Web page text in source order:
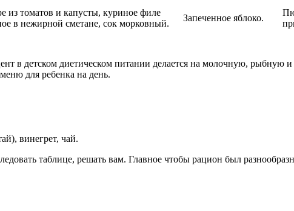
из томатов и капусты, куриное филе
в нежирной сметане, сок морковный.
Запеченное яблоко.
в детском диетическом питании делается на молочную,
для ребенка на день.
винегрет, чай.
таблице, решать вам. Главное чтобы рацион был